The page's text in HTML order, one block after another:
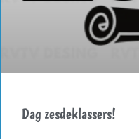
Dag zesdeklassers!